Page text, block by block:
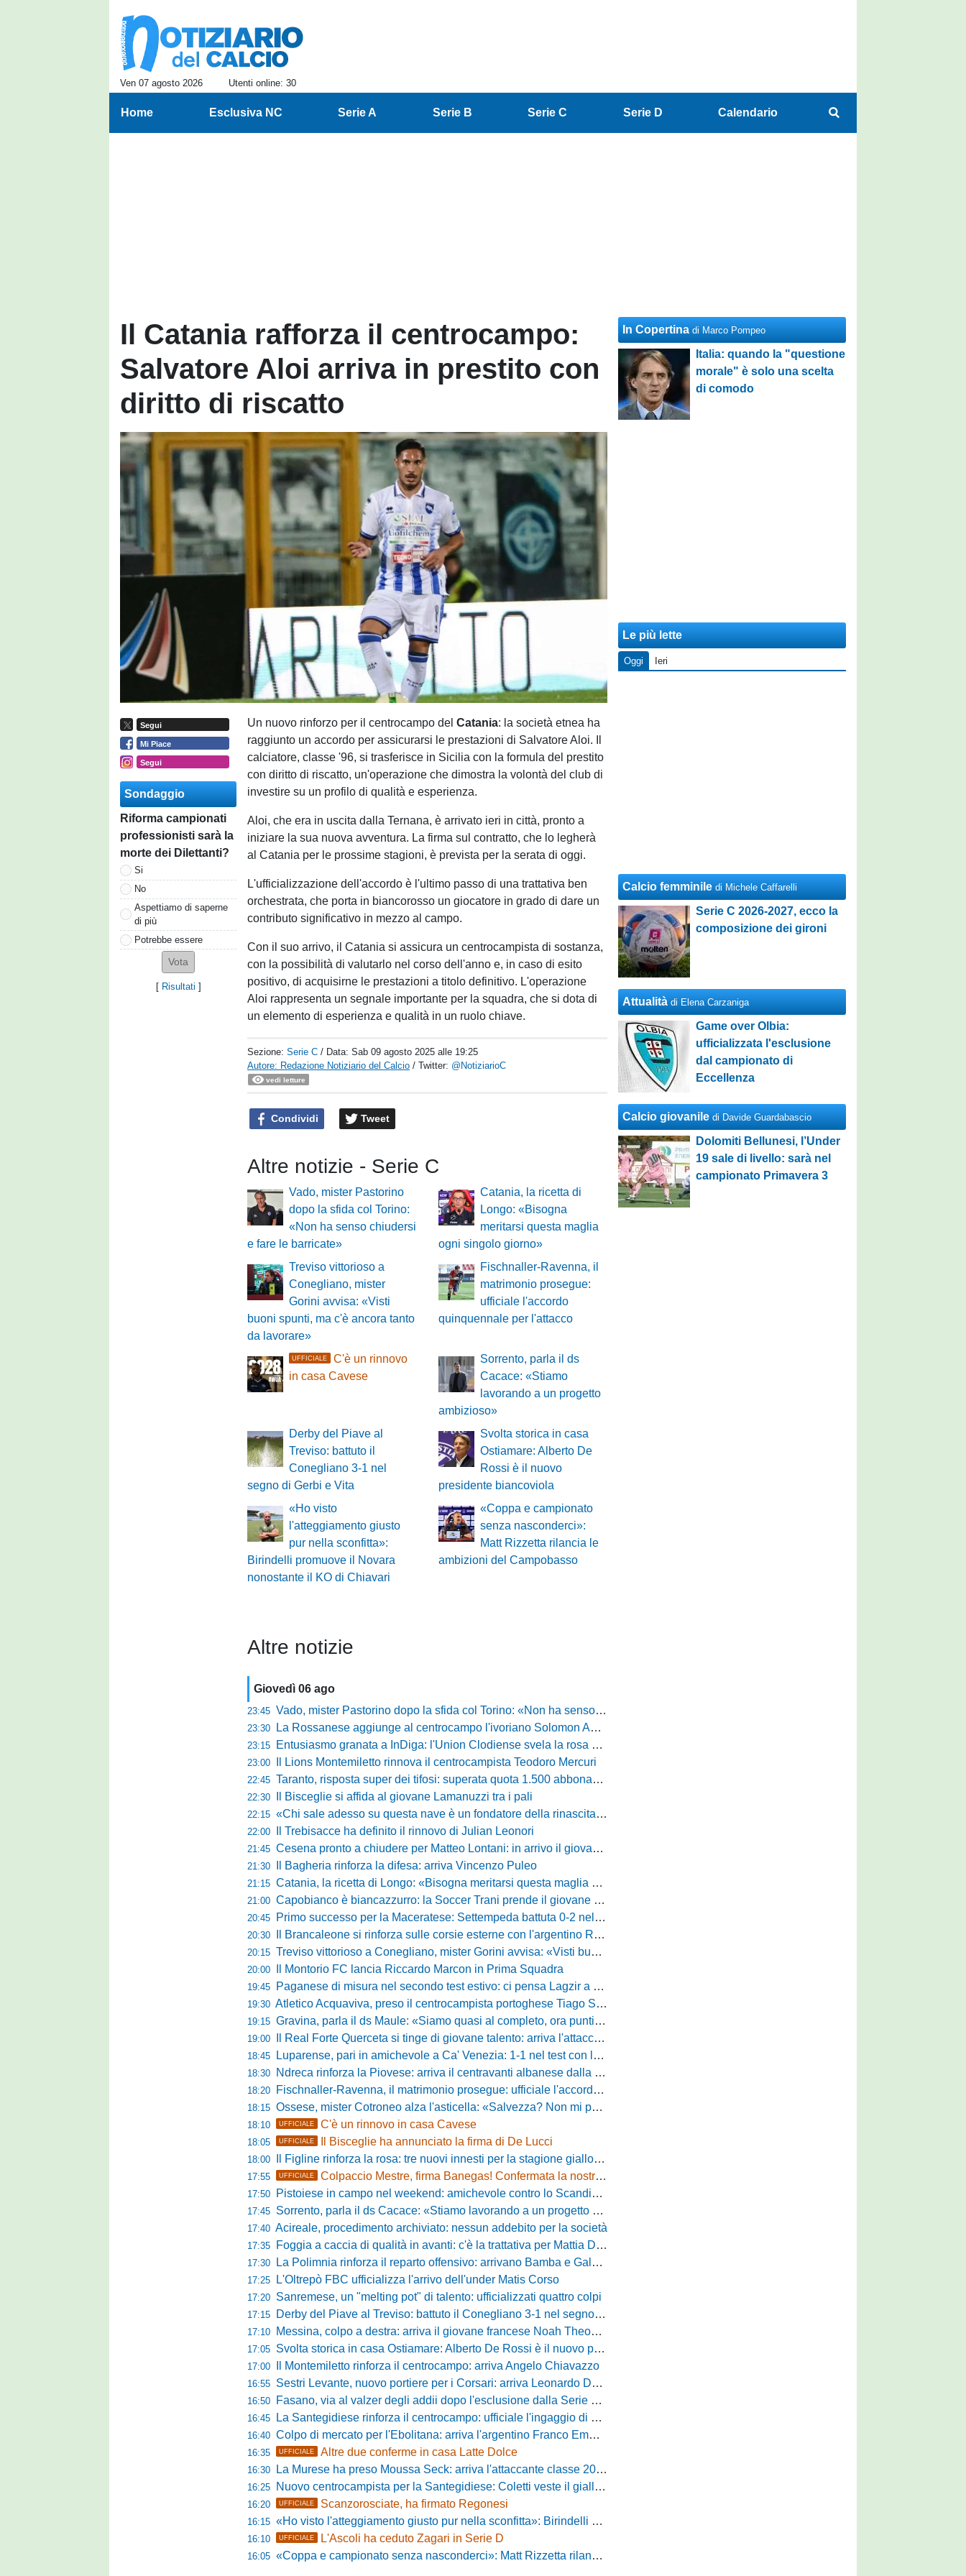
Ven 07 agosto 2026 Utenti online: 30
Home Esclusiva NC Serie A Serie B Serie C Serie D Calendario
Il Catania rafforza il centrocampo:
Salvatore Aloi arriva in prestito con
diritto di riscatto
Segui
Mi Piace
Segui
Sondaggio
Riforma campionati
professionisti sarà la
morte dei Dilettanti?
Si
No
Aspettiamo di saperne
di più
Potrebbe essere
[ Risultati ]
Un nuovo rinforzo per il centrocampo delCatania: la società etnea ha
raggiunto un accordo per assicurarsi le prestazioni di Salvatore Aloi. Il
calciatore, classe '96, si trasferisce in Sicilia con la formula del prestito
con diritto di riscatto, un'operazione che dimostra la volontà del club di
investire su un profilo di qualità e esperienza.
Aloi, che era in uscita dalla Ternana, è arrivato ieri in città, pronto a
iniziare la sua nuova avventura. La firma sul contratto, che lo legherà
al Catania per le prossime stagioni, è prevista per la serata di oggi.
L'ufficializzazione dell'accordo è l'ultimo passo di una trattativa ben
orchestrata, che porta in biancorosso un giocatore in grado di dare un
contributo significativo in mezzo al campo.
Con il suo arrivo, il Catania si assicura un centrocampista di sostanza,
con la possibilità di valutarlo nel corso dell'anno e, in caso di esito
positivo, di acquisirne le prestazioni a titolo definitivo. L'operazione
Aloi rappresenta un segnale importante per la squadra, che si dota di
un elemento di esperienza e qualità in un ruolo chiave.
Sezione:Serie C / Data:Sab 09 agosto 2025 alle 19:25
Autore: Redazione Notiziario del Calcio / Twitter: @NotiziarioC
vedi letture
Condividi Tweet
Altre notizie - Serie C
Vado, mister Pastorino
dopo la sfida col Torino:
«Non ha senso chiudersi
e fare le barricate»
Catania, la ricetta di
Longo: «Bisogna
meritarsi questa maglia
ogni singolo giorno»
Treviso vittorioso a
Conegliano, mister
Gorini avvisa: «Visti
buoni spunti, ma c'è ancora tanto
da lavorare»
Fischnaller-Ravenna, il
matrimonio prosegue:
ufficiale l'accordo
quinquennale per l'attacco
UFFICIALE
C'è un rinnovo
in casa Cavese
Sorrento, parla il ds
Cacace: «Stiamo
lavorando a un progetto
ambizioso»
Derby del Piave al
Treviso: battuto il
Conegliano 3-1 nel
segno di Gerbi e Vita
Svolta storica in casa
Ostiamare: Alberto De
Rossi è il nuovo
presidente biancoviola
«Ho visto
l'atteggiamento giusto
pur nella sconfitta»:
Birindelli promuove il Novara
nonostante il KO di Chiavari
«Coppa e campionato
senza nasconderci»:
Matt Rizzetta rilancia le
ambizioni del Campobasso
Altre notizie
Giovedì 06 ago
23:45 Vado, mister Pastorino dopo la sfida col Torino: «Non ha senso chiudersi e fare le barricate»
23:30 La Rossanese aggiunge al centrocampo l'ivoriano Solomon Andrews Manu
23:15 Entusiasmo granata a InDiga: l'Union Clodiense svela la rosa per la nuova annata
23:00 Il Lions Montemiletto rinnova il centrocampista Teodoro Mercuri
22:45 Taranto, risposta super dei tifosi: superata quota 1.500 abbonamenti
22:30 Il Bisceglie si affida al giovane Lamanuzzi tra i pali
22:15 «Chi sale adesso su questa nave è un fondatore della rinascita»: Davis carica l'ambiente Messina
22:00 Il Trebisacce ha definito il rinnovo di Julian Leonori
21:45 Cesena pronto a chiudere per Matteo Lontani: in arrivo il giovane talento dello Spezia
21:30 Il Bagheria rinforza la difesa: arriva Vincenzo Puleo
21:15 Catania, la ricetta di Longo: «Bisogna meritarsi questa maglia ogni singolo giorno»
21:00 Capobianco è biancazzurro: la Soccer Trani prende il giovane attaccante ex Monopoli
20:45 Primo successo per la Maceratese: Settempeda battuta 0-2 nella ripresa
20:30 Il Brancaleone si rinforza sulle corsie esterne con l'argentino Rotela
20:15 Treviso vittorioso a Conegliano, mister Gorini avvisa: «Visti buoni spunti, ma c'è ancora tanto da lavorare»
20:00 Il Montorio FC lancia Riccardo Marcon in Prima Squadra
19:45 Paganese di misura nel secondo test estivo: ci pensa Lagzir a piegare l'Equipe Campania
19:30 Atletico Acquaviva, preso il centrocampista portoghese Tiago Santos
19:15 Gravina, parla il ds Maule: «Siamo quasi al completo, ora puntiamo sugli esterni d'attacco»
19:00 Il Real Forte Querceta si tinge di giovane talento: arriva l'attaccante Lucchesi
18:45 Luparense, pari in amichevole a Ca' Venezia: 1-1 nel test con la Primavera lagunare
18:30 Ndreca rinforza la Piovese: arriva il centravanti albanese dalla serie D
18:20 Fischnaller-Ravenna, il matrimonio prosegue: ufficiale l'accordo quinquennale per l'attacco
18:15 Ossese, mister Cotroneo alza l'asticella: «Salvezza? Non mi pongo limiti, voglio vincere più partite possibile»
18:10 UFFICIALE C'è un rinnovo in casa Cavese
18:05 UFFICIALE Il Bisceglie ha annunciato la firma di De Lucci
18:00 Il Figline rinforza la rosa: tre nuovi innesti per la stagione gialloblù
17:55 UFFICIALE Colpaccio Mestre, firma Banegas! Confermata la nostra anteprima
17:50 Pistoiese in campo nel weekend: amichevole contro lo Scandicci allo stadio Strulli di Monsummano
17:45 Sorrento, parla il ds Cacace: «Stiamo lavorando a un progetto ambizioso»
17:40 Acireale, procedimento archiviato: nessun addebito per la società
17:35 Foggia a caccia di qualità in avanti: c'è la trattativa per Mattia Della Morte
17:30 La Polimnia rinforza il reparto offensivo: arrivano Bamba e Galeota
17:25 L'Oltrepò FBC ufficializza l'arrivo dell'under Matis Corso
17:20 Sanremese, un "melting pot" di talento: ufficializzati quattro colpi
17:15 Derby del Piave al Treviso: battuto il Conegliano 3-1 nel segno di Gerbi e Vita
17:10 Messina, colpo a destra: arriva il giovane francese Noah Theodore
17:05 Svolta storica in casa Ostiamare: Alberto De Rossi è il nuovo presidente biancoviola
17:00 Il Montemiletto rinforza il centrocampo: arriva Angelo Chiavazzo
16:55 Sestri Levante, nuovo portiere per i Corsari: arriva Leonardo De Franceschi
16:50 Fasano, via al valzer degli addii dopo l'esclusione dalla Serie D: Salzano verso una big campana
16:45 La Santegidiese rinforza il centrocampo: ufficiale l'ingaggio di Luca Scimia
16:40 Colpo di mercato per l'Ebolitana: arriva l'argentino Franco Emmanuel Boló
16:35 UFFICIALE Altre due conferme in casa Latte Dolce
16:30 La Murese ha preso Moussa Seck: arriva l'attaccante classe 2006
16:25 Nuovo centrocampista per la Santegidiese: Coletti veste il giallorosso
16:20 UFFICIALE Scanzorosciate, ha firmato Regonesi
16:15 «Ho visto l'atteggiamento giusto pur nella sconfitta»: Birindelli promuove il Novara nonostante il KO di Chiavari
16:10 UFFICIALE L'Ascoli ha ceduto Zagari in Serie D
16:05 «Coppa e campionato senza nasconderci»: Matt Rizzetta rilancia le ambizioni del Campobasso
In Copertina di Marco Pompeo
Italia: quando la "questione
morale" è solo una scelta
di comodo
Le più lette
Oggi Ieri
Calcio femminile di Michele Caffarelli
Serie C 2026-2027, ecco la
composizione dei gironi
Attualità di Elena Carzaniga
Game over Olbia:
ufficializzata l'esclusione
dal campionato di
Eccellenza
Calcio giovanile di Davide Guardabascio
Dolomiti Bellunesi, l’Under
19 sale di livello: sarà nel
campionato Primavera 3